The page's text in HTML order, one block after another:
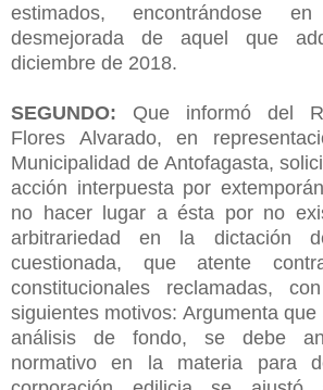
estimados, encontrándose
desmejorada de aquel que
diciembre de 2018.
SEGUNDO: Que informó del
Flores Alvarado, en
Municipalidad de Antofagasta,
acción interpuesta por
no hacer lugar a ésta por no
arbitrariedad en la dictación
cuestionada, que atente
constitucionales reclamadas,
siguientes motivos: Argumenta
análisis de fondo, se debe
normativo en la materia para